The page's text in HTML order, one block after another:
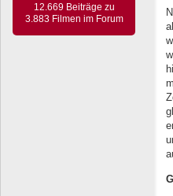
12.669 Beiträge zu
3.883 Filmen im Forum